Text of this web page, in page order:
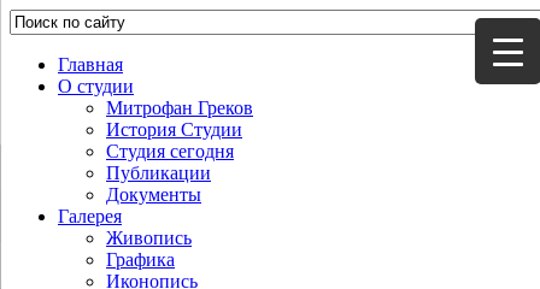
Главная
О студии
Митрофан Греков
История Студии
Студия сегодня
Публикации
Документы
Галерея
Живопись
Графика
Иконопись